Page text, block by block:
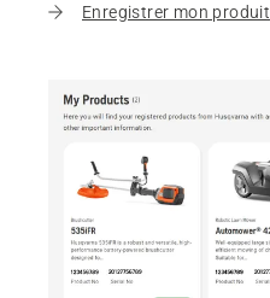
Enregistrer mon produit